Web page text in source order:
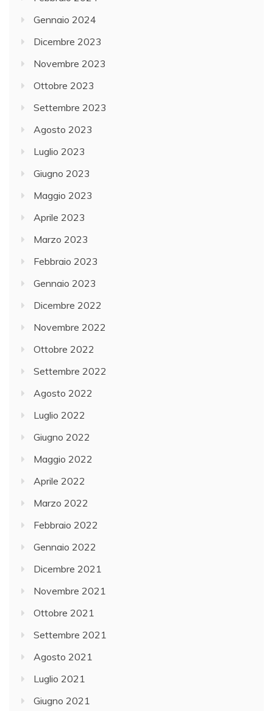
Gennaio 2024
Dicembre 2023
Novembre 2023
Ottobre 2023
Settembre 2023
Agosto 2023
Luglio 2023
Giugno 2023
Maggio 2023
Aprile 2023
Marzo 2023
Febbraio 2023
Gennaio 2023
Dicembre 2022
Novembre 2022
Ottobre 2022
Settembre 2022
Agosto 2022
Luglio 2022
Giugno 2022
Maggio 2022
Aprile 2022
Marzo 2022
Febbraio 2022
Gennaio 2022
Dicembre 2021
Novembre 2021
Ottobre 2021
Settembre 2021
Agosto 2021
Luglio 2021
Giugno 2021